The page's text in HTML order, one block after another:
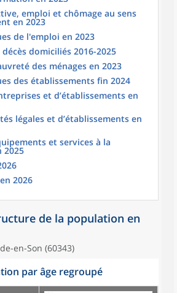
emploi et chômage au sens
en 2023
de l'emploi en 2023
domiciliés 2016-2025
des ménages en 2023
des établissements fin 2024
et d’établissements en
légales et d’établissements en
et services à la
2025
2026
de la population en
en-Son (60343)
par âge regroupé